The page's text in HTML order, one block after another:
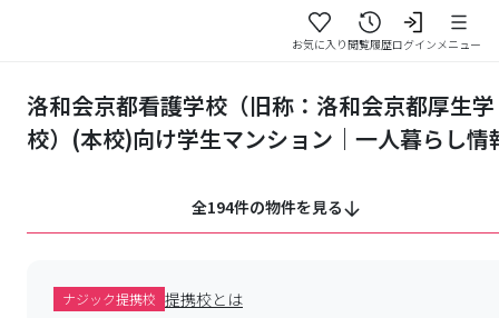
お気に入り閲覧履歴ログインメニュー
洛和会京都看護学校（旧称：洛和会京都厚生学
校）(本校)向け学生マンション｜一人暮らし情
全194件の物件を見る
ナジック提携校 提携校とは